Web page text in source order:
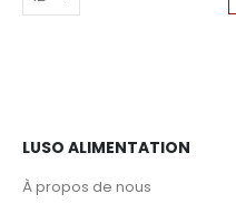
LUSO ALIMENTATION
À propos de nous